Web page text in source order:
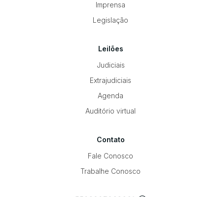
Imprensa
Legislação
Leilões
Judiciais
Extrajudiciais
Agenda
Auditório virtual
Contato
Fale Conosco
Trabalhe Conosco